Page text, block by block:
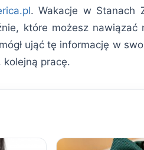
. Wakacje w Stanach
które możesz
ująć tę informację w
kolejną pracę.